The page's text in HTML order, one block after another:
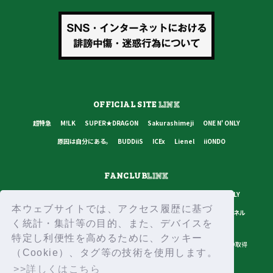
本ウェブサイトでは、アクセス履歴に基づ
く統計・集計等の目的、また、デバイスを
特定し利便性を高めるために、クッキー
（Cookie）、タグ等の技術を使用します。
>>詳しくはこちら
OFFICIAL SITELINK
超特急 M!LK SUPER★DRAGON Sakurashimeji
ONE N' ONLY
原因は自分にある。
BUDDiiS ICEx Lienel iiONDO
FANCLUBLINK
ONE N' ONLY
原因は自分にある。
BUDDiiS ICEx Lienel スターダストチャンネル
プライバシーポリシー ご利用規約 推奨環境 ヘルプ・お問い合わせ
ID取得